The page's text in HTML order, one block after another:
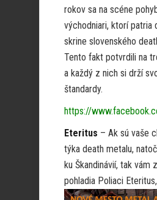
rokov sa na scéne
východniari, ktorí patria
skrine slovenského
Tento fakt potvrdili na
a každý z nich si drží
štandardy.
https://
Eteritus – Ak sú vaše
týka death metalu,
ku Škandinávií, tak vám
pohladia Poliaci